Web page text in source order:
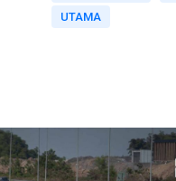
UTAMA